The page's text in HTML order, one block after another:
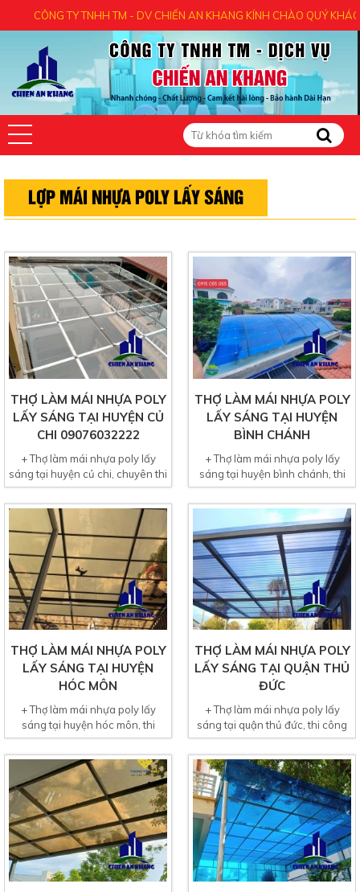
TY TNHH TM - DV CHIẾN AN KHANG KÍNH CHÀO QUÝ KHÁCH -
LỢP MÁI NHỰA POLY LẤY SÁNG
THỢ LÀM MÁI NHỰA POLY
LẤY SÁNG TẠI HUYỆN CỦ
CHI 09076032222
+ Thợ làm mái nhựa poly lấy
sáng tại huyện củ chi, chuyên thi
công tấm lợp mái...
THỢ LÀM MÁI NHỰA POLY
LẤY SÁNG TẠI HUYỆN
BÌNH CHÁNH
+ Thợ làm mái nhựa poly lấy
sáng tại huyện bình chánh, thi
công tấm lợp mái lấy...
THỢ LÀM MÁI NHỰA POLY
LẤY SÁNG TẠI HUYỆN
HÓC MÔN
+ Thợ làm mái nhựa poly lấy
sáng tại huyện hóc môn, thi
công bắn tấm lợp mái nhựa...
THỢ LÀM MÁI NHỰA POLY
LẤY SÁNG TẠI QUẬN THỦ
ĐỨC
+ Thợ làm mái nhựa poly lấy
sáng tại quận thủ đức, thi công
tấm lợp mái nhựa...